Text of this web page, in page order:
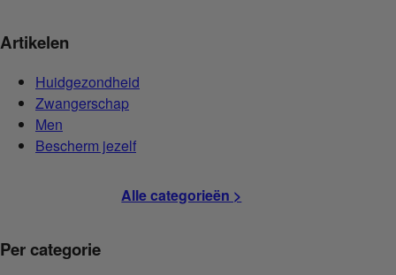
Artikelen
Huidgezondheid
Zwangerschap
Men
Bescherm jezelf
Alle categorieën >
Per categorie